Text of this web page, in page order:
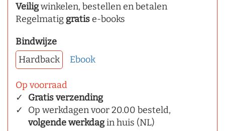
Veiligwinkelen, bestellen en betalen
Regelmatig gratise-books
Bindwijze
Hardback
Ebook
Op voorraad
Gratis verzending
Op werkdagen voor 20.00 besteld,
volgende werkdagin huis (NL)